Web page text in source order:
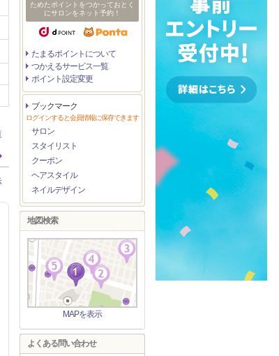
ためたポイントをつかっておとく
にサロンをネット予約！
たまるポイントについて
つかえるサービス一覧
ポイント設定変更
ブックマーク
ログインすると会員情報に保存できます
サロン
スタイリスト
クーポン
ヘアスタイル
ネイルデザイン
地図検索
MAPを表示
よくある問い合わせ